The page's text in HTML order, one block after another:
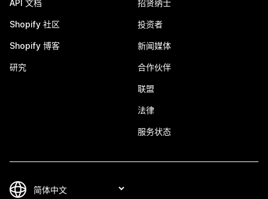
API 文档
Shopify 社区
Shopify 博客
研究
招贤纳士
投资者
新闻媒体
合作伙伴
联盟
法律
服务状态